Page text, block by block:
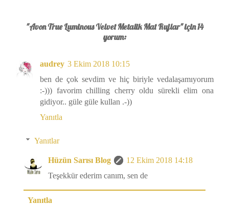
"Avon True Luminous Velvet Metalik Mat Rujlar" için 14
yorum:
audrey 3 Ekim 2018 10:15
ben de çok sevdim ve hiç biriyle vedalaşamıyorum
:-))) favorim chilling cherry oldu sürekli elim ona
gidiyor.. güle güle kullan .-))
Yanıtla
Yanıtlar
Hüzün Sarısı Blog
12 Ekim 2018 14:18
Teşekkür ederim canım, sen de
Yanıtla